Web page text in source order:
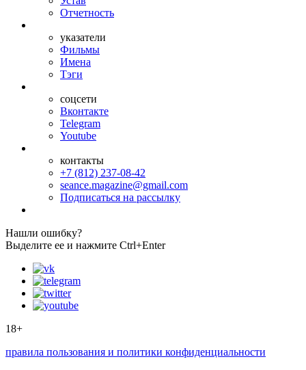
Отчетность
указатели
Фильмы
Имена
Тэги
соцсети
Вконтакте
Telegram
Youtube
контакты
+7 (812) 237-08-42
seance.magazine@gmail.com
Подписаться на рассылку
Нашли ошибку?
Выделите ее и нажмите Ctrl+Enter
18+
правила пользования и политики конфиденциальности